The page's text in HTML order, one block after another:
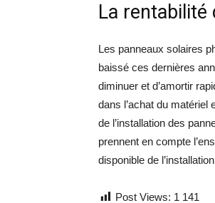
La rentabilité
Les panneaux solaires
baissé ces dernières
diminuer et d’amortir
dans l’achat du
de l’installation des
prennent en compte
disponible de
Post Views: 1 141